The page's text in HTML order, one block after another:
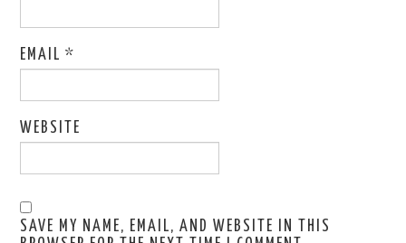
EMAIL*
WEBSITE
SAVE MY NAME, EMAIL, AND WEBSITE IN THIS